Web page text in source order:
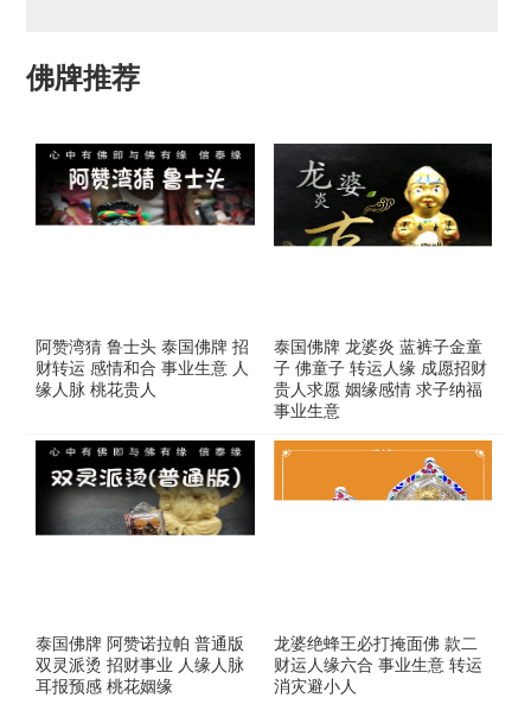
佛牌推荐
阿赞湾猜 鲁士头 泰国佛牌 招
财转运 感情和合 事业生意 人
缘人脉 桃花贵人
泰国佛牌 龙婆炎 蓝裤子金童
子 佛童子 转运人缘 成愿招财
贵人求愿 姻缘感情 求子纳福
事业生意
泰国佛牌 阿赞诺拉帕 普通版
双灵派烫 招财事业 人缘人脉
耳报预感 桃花姻缘
龙婆绝蜂王必打掩面佛 款二
财运人缘六合 事业生意 转运
消灾避小人